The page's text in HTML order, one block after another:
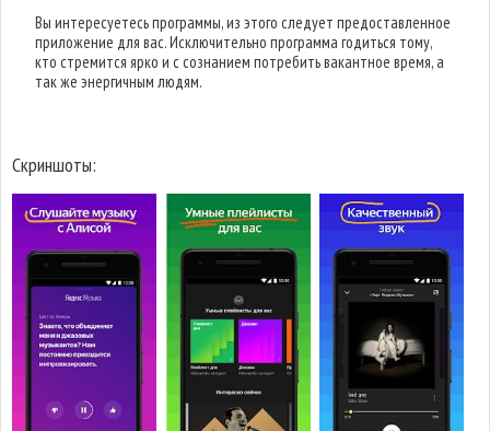
Вы интересуетесь программы, из этого следует предоставленное
приложение для вас. Исключительно программа годиться тому,
кто стремится ярко и с сознанием потребить вакантное время, а
так же энергичным людям.
Скриншоты: